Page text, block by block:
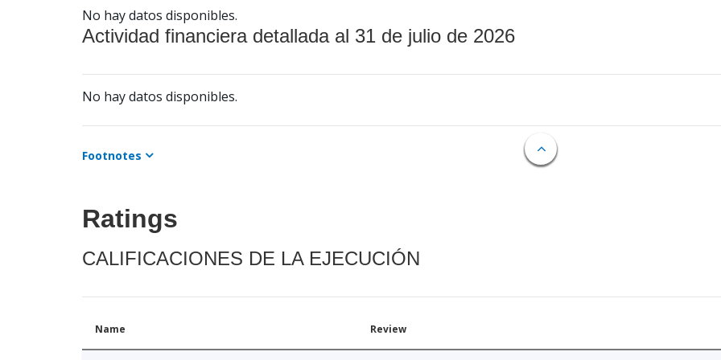
No hay datos disponibles.
Actividad financiera detallada al 31 de julio de 2026
No hay datos disponibles.
Footnotes
Ratings
CALIFICACIONES DE LA EJECUCIÓN
Name Review